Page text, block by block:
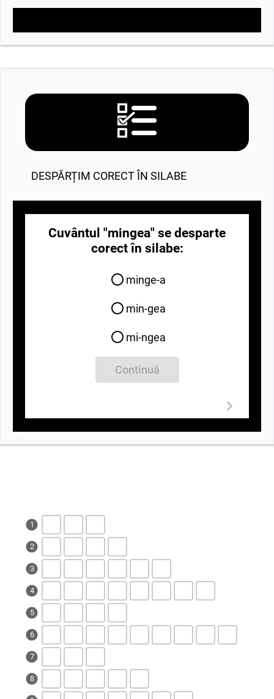
DESPĂRȚIM CORECT ÎN SILABE
Cuvântul "mingea" se desparte
corect în silabe:
minge-a
min-gea
mi-ngea
Continuă
1
2
3
4
5
6
7
8